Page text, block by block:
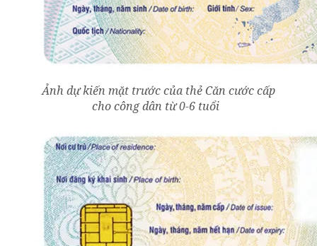
Ảnh dự kiến mặt trước của thẻ Căn cước cấp
cho công dân từ 0-6 tuổi